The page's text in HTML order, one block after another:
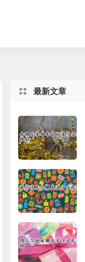
最新文章